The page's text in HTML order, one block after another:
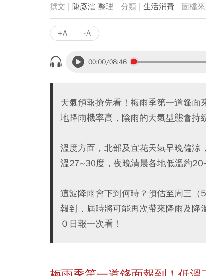
陳彥澐 整理 生活消費
+A -A
00:00/08:46
天氣預報搶先看！梅雨季第一道鋒
地降雨機率高，陰雨的天氣型態會持
溫度方面，北部及宜花天氣早晚偏
溫27~30度，夜晚清晨各地低溫約
這波降雨會下到何時？預估至周三
報到，屆時將可能再次帶來降雨及降
０日報一次看！